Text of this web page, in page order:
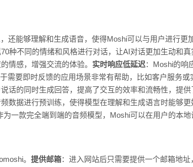
还能够理解和生成语音，使得Moshi可以与用户进行更
种不同的情绪和风格进行对话，让AI对话更加生动和真
情感，增强交流的体验。 实时响应低延迟：Moshi的响
需要即时反馈的应用场景非常有帮助，比如客户服务或
话的同时生成回答，提高了交互的效率和流畅性，提供
数据进行预训练，使得模型在理解和生成语言时能够更
为一款完全端到端的音频模型，Moshi可以在用户的本地
。 提供邮箱：进入网站后只需要提供一个邮箱地址